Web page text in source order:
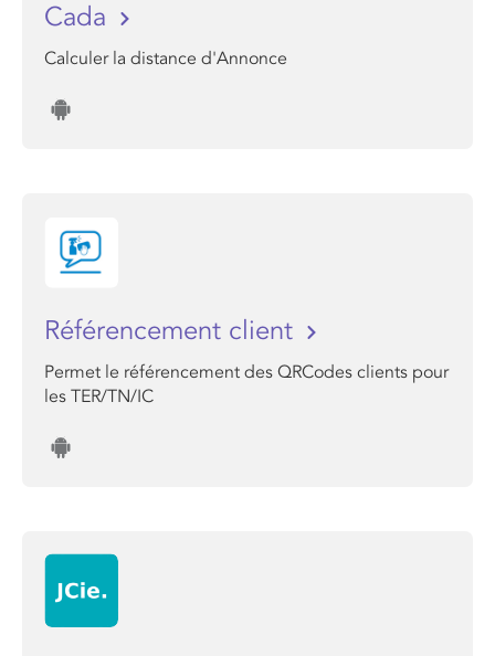
Cada
Calculer la distance d'Annonce
Référencement client
Permet le référencement des QRCodes clients pour
les TER/TN/IC